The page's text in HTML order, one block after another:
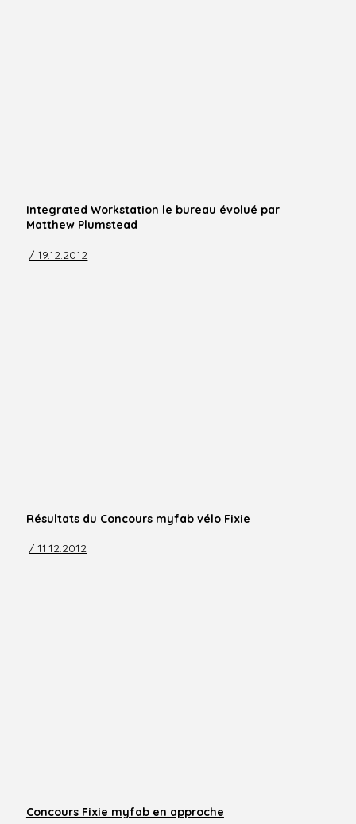
Integrated Workstation le bureau évolué par
Matthew Plumstead
/ 19.12.2012
Résultats du Concours myfab vélo Fixie
/ 11.12.2012
Concours Fixie myfab en approche